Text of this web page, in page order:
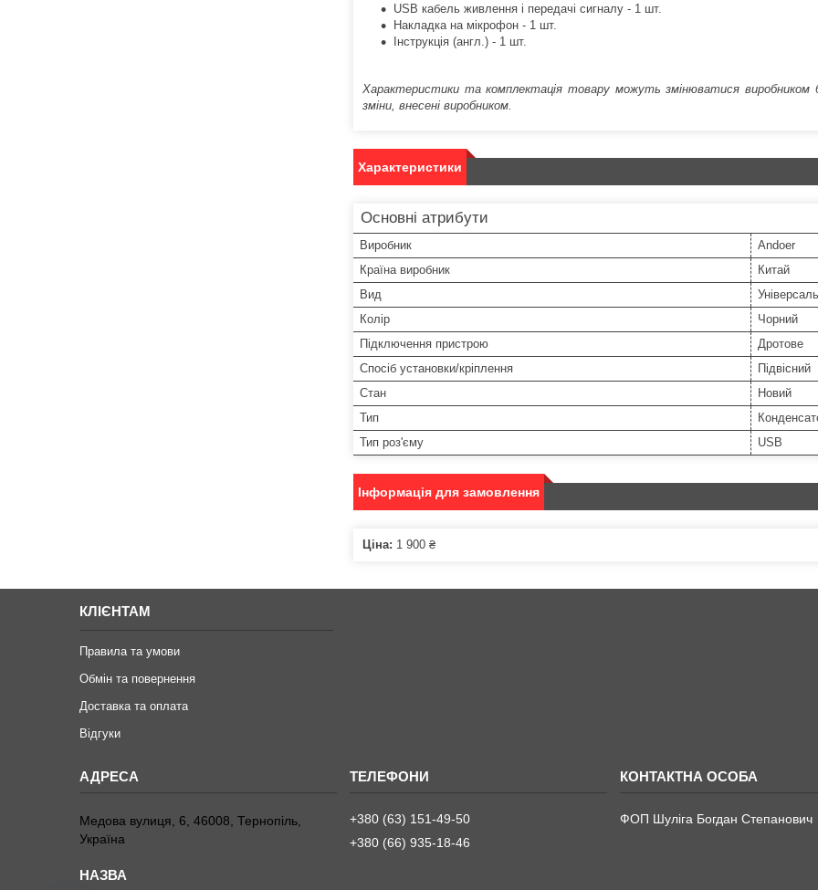
USB кабель живлення і передачі сигналу - 1 шт.
Накладка на мікрофон - 1 шт.
Інструкція (англ.) - 1 шт.
Характеристики та комплектація товару можуть змінюватися виробником
зміни, внесені виробником.
Характеристики
Основні атрибути
Виробник
Andoer
Країна виробник
Китай
Вид
Колір
Чорний
Підключення пристрою
Дротове
Спосіб установки/кріплення
Підвісний
Стан
Новий
Тип
Тип роз'єму
USB
Інформація для замовлення
Ціна: 1 900 ₴
КЛІЄНТАМ
Правила та умови
Обмін та повернення
Доставка та оплата
Відгуки
Медова вулиця, 6, 46008, Тернопіль,
Україна
+380 (63) 151-49-50
+380 (66) 935-18-46
ФОП Шуліга Богдан Степанович